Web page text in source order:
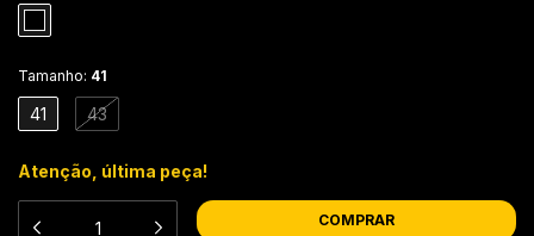
Tamanho: 41
41 43
Atenção, última peça!